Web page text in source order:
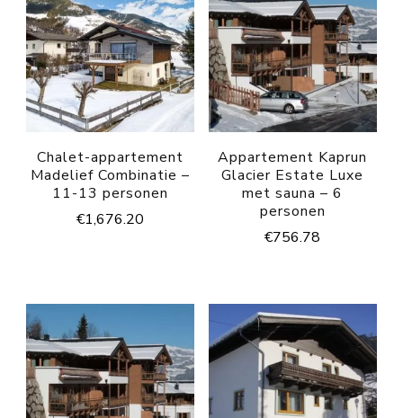
Chalet-appartement
Madelief Combinatie –
11-13 personen
€1,676.20
Appartement Kaprun
Glacier Estate Luxe
met sauna – 6
personen
€756.78